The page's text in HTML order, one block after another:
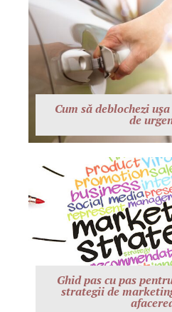
Cum să deblochezi
de
Ghid pas cu pas
strategii de